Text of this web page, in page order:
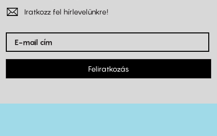
Iratkozz fel hírlevelünkre!
Feliratkozás